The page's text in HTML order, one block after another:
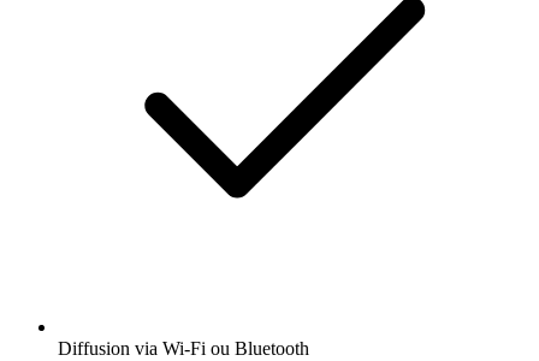
Diffusion via Wi-Fi ou Bluetooth